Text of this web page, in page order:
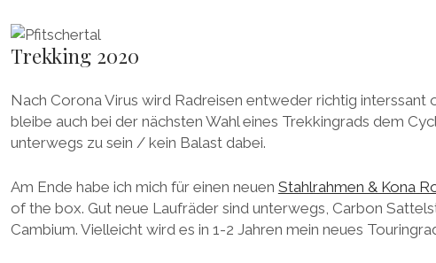
Trekking 2020
Nach Corona Virus wird Radreisen entweder richtig interssant
bleibe auch bei der nächsten Wahl eines Trekkingrads dem
unterwegs zu sein / kein Balast dabei.
Am Ende habe ich mich für einen neuen Stahlrahmen & Kona
of the box. Gut neue Laufräder sind unterwegs, Carbon
Cambium. Vielleicht wird es in 1-2 Jahren mein neues